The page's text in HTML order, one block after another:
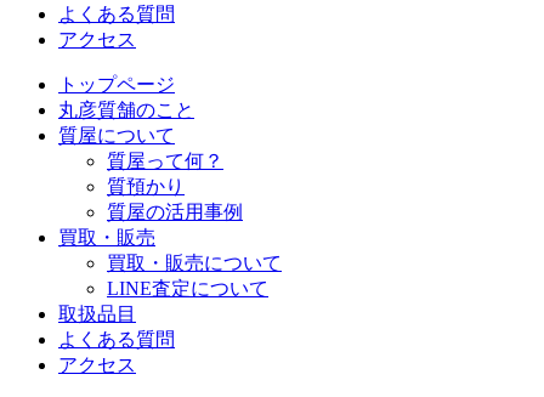
よくある質問
アクセス
トップページ
丸彦質舗のこと
質屋について
質屋って何？
質預かり
質屋の活用事例
買取・販売
買取・販売について
LINE査定について
取扱品目
よくある質問
アクセス